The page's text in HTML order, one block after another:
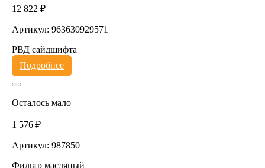
12 822 ₽
Артикул: 963630929571
РВД сайдшифта
Подробнее
Осталось мало
1 576 ₽
Артикул: 987850
Фильтр масляный